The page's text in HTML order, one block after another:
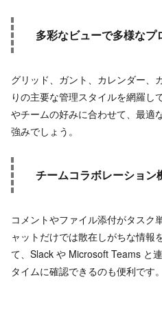
多彩なビューで多様なプ
グリッド、ガント、カレンダー、
りの主要な管理スタイルを網羅し
やチームの好みに合わせて、最適
強みでしょう。
チームコラボレーション
コメントやファイル添付がタスク
ャットだけでは散在しがちな情報
て、Slack や Microsoft Teams と
タイムに確認できるのも便利です。